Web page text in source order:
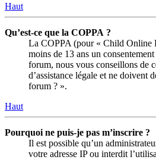
Haut
Qu’est-ce que la COPPA ?
La COPPA (pour « Child Online
moins de 13 ans un
forum, nous vous conseillons de
d’assistance légale et ne doivent
forum ? ».
Haut
Pourquoi ne puis-je pas m’inscrire ?
Il est possible qu’un
votre adresse IP ou interdit